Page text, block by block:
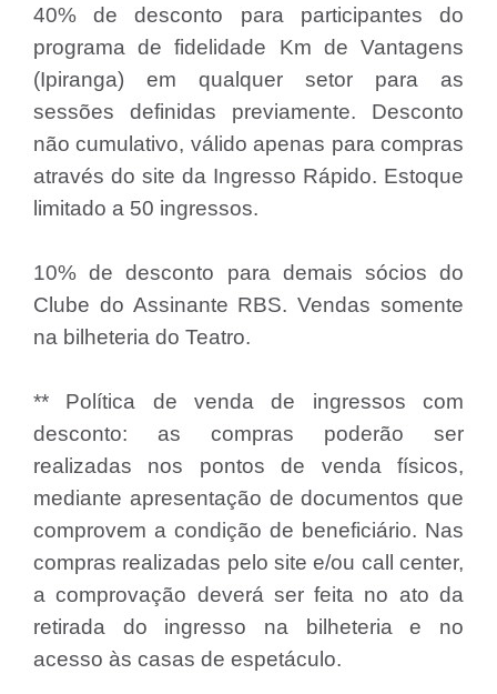
40% de desconto para participantes do
programa de fidelidade Km de Vantagens
(Ipiranga) em qualquer setor para as
sessões definidas previamente. Desconto
não cumulativo, válido apenas para compras
através do site da Ingresso Rápido. Estoque
limitado a 50 ingressos.
10% de desconto para demais sócios do
Clube do Assinante RBS. Vendas somente
na bilheteria do Teatro.
** Política de venda de ingressos com
desconto: as compras poderão ser
realizadas nos pontos de venda físicos,
mediante apresentação de documentos que
comprovem a condição de beneficiário. Nas
compras realizadas pelo site e/ou call center,
a comprovação deverá ser feita no ato da
retirada do ingresso na bilheteria e no
acesso às casas de espetáculo.